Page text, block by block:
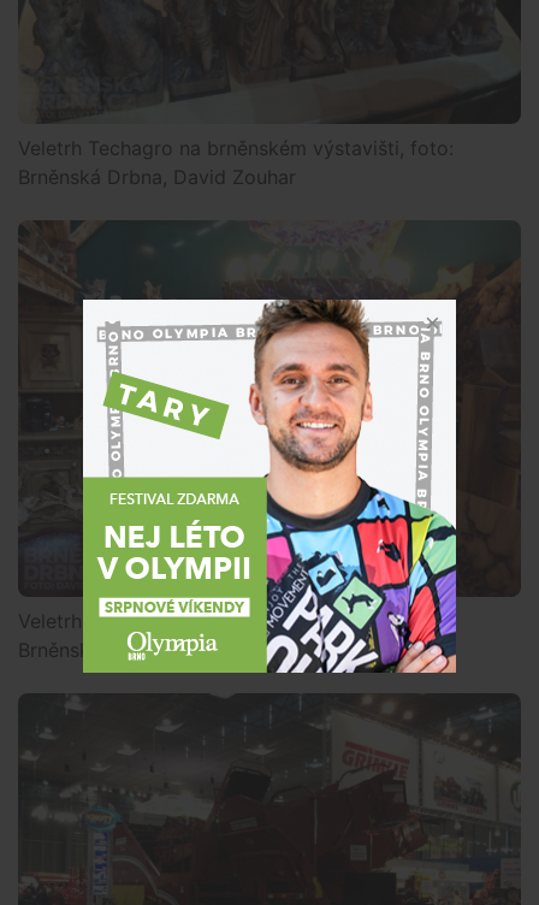
Veletrh Techagro na brněnském výstavišti, foto:
Brněnská Drbna, David Zouhar
Veletrh Techagro na brněnském výstavišti, foto:
Brněnská Drbna, David Zouhar